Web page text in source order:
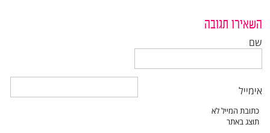
השאירו תגובה
שם
אימייל